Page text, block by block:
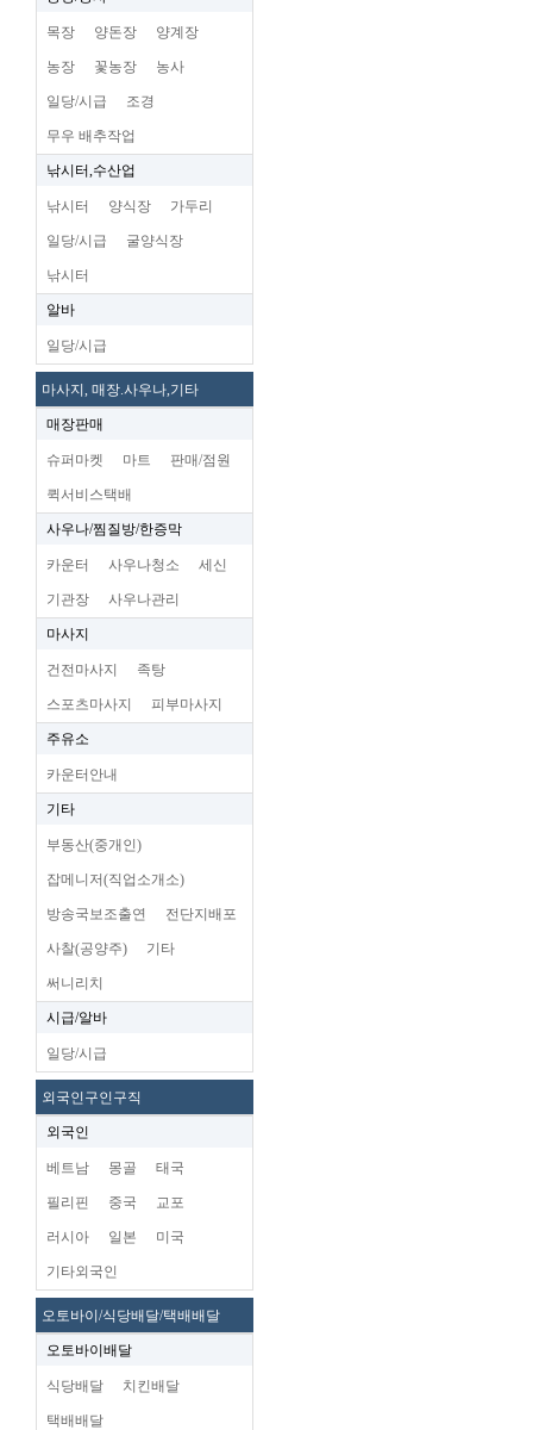
목장 양돈장 양계장
농장 꽃농장 농사
일당/시급 조경
무우 배추작업
낚시터,수산업
낚시터 양식장 가두리
일당/시급 굴양식장
낚시터
알바
일당/시급
마사지, 매장.사우나,기타
매장판매
슈퍼마켓 마트 판매/점원
퀵서비스택배
사우나/찜질방/한증막
카운터 사우나청소 세신
기관장 사우나관리
마사지
건전마사지 족탕
스포츠마사지 피부마사지
주유소
카운터안내
기타
부동산(중개인)
잡메니저(직업소개소)
방송국보조출연 전단지배포
사찰(공양주) 기타
써니리치
시급/알바
일당/시급
외국인구인구직
외국인
베트남 몽골 태국
필리핀 중국 교포
러시아 일본 미국
기타외국인
오토바이/식당배달/택배배달
오토바이배달
식당배달 치킨배달
택배배달